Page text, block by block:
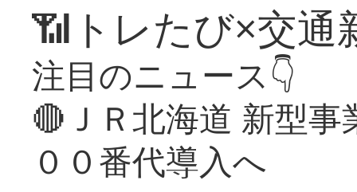
📶トレたび×交通
注目のニュース👇
🔴ＪＲ北海道 新型
００番代導入へ